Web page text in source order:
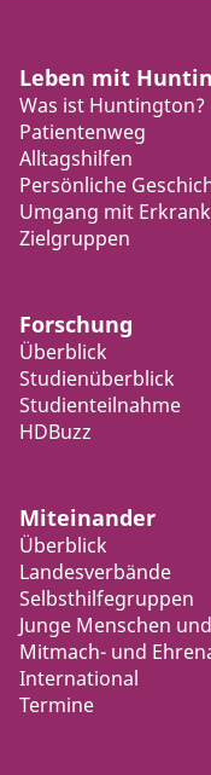
Leben mit
Was ist Huntington?
Patientenweg
Alltagshilfen
Persönliche
Umgang mit
Zielgruppen
Forschung
Überblick
Studienüberblick
Studienteilnahme
HDBuzz
Miteinander
Überblick
Landesverbände
Selbsthilfegruppen
Junge Menschen
Mitmach- und
International
Termine